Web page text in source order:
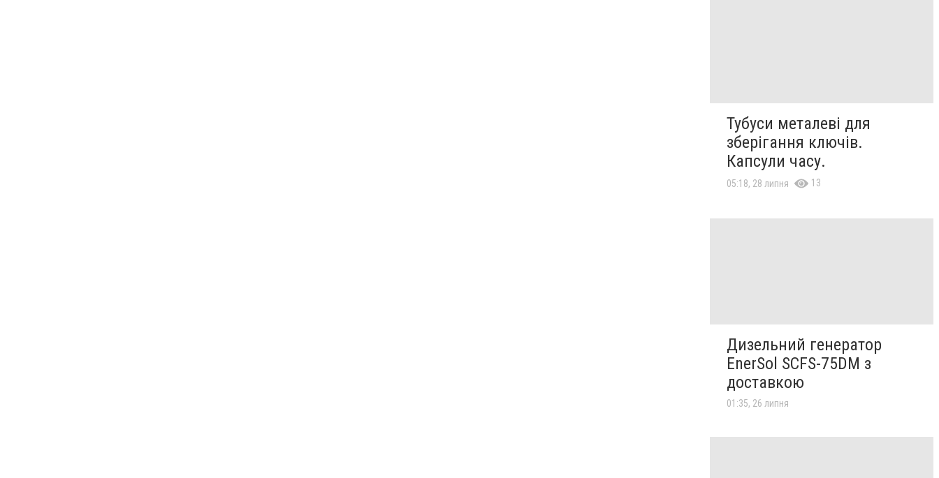
Тубуси металеві для
зберігання ключів.
Капсули часу.
05:18, 28 липня 13
Дизельний генератор
EnerSol SCFS-75DM з
доставкою
01:35, 26 липня